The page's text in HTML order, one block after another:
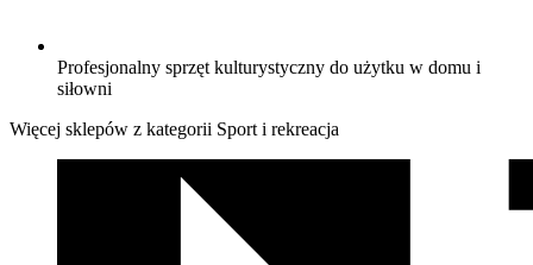
Profesjonalny sprzęt kulturystyczny do użytku w domu i
siłowni
Więcej sklepów z kategorii Sport i rekreacja